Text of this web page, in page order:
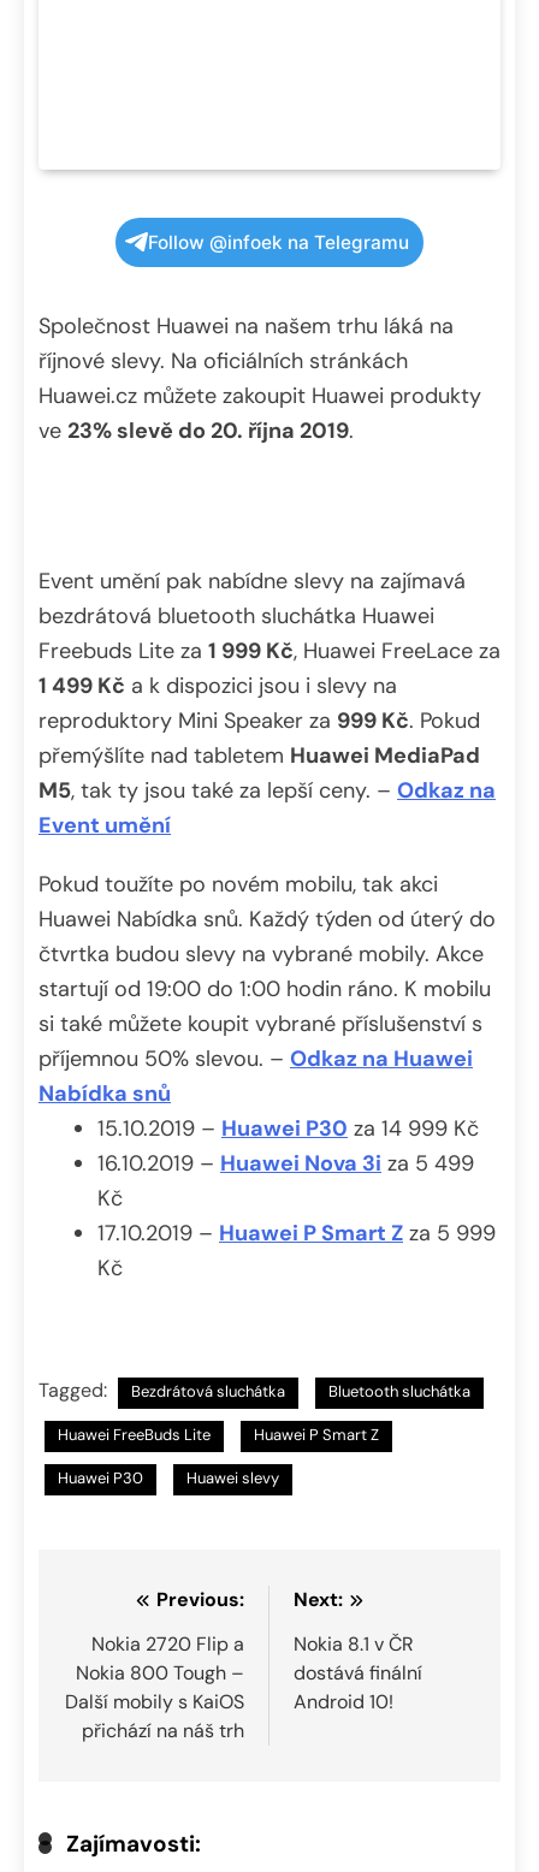
Follow @infoek na Telegramu
Společnost Huawei na našem trhu láká na
říjnové slevy. Na oficiálních stránkách
Huawei.cz můžete zakoupit Huawei produkty
ve 23% slevě do 20. října 2019.
Event umění pak nabídne slevy na zajímavá
bezdrátová bluetooth sluchátka Huawei
Freebuds Lite za 1 999 Kč, Huawei FreeLace za
1 499 Kč a k dispozici jsou i slevy na
reproduktory Mini Speaker za 999 Kč. Pokud
přemýšlíte nad tabletem Huawei MediaPad
M5, tak ty jsou také za lepší ceny. – Odkaz na
Event umění
Pokud toužíte po novém mobilu, tak akci
Huawei Nabídka snů. Každý týden od úterý do
čtvrtka budou slevy na vybrané mobily. Akce
startují od 19:00 do 1:00 hodin ráno. K mobilu
si také můžete koupit vybrané příslušenství s
příjemnou 50% slevou. – Odkaz na Huawei
Nabídka snů
15.10.2019 – Huawei P30 za 14 999 Kč
16.10.2019 – Huawei Nova 3i za 5 499
Kč
17.10.2019 – Huawei P Smart Z za 5 999
Kč
Tagged: Bezdrátová sluchátka Bluetooth sluchátka
Huawei FreeBuds Lite Huawei P Smart Z
Huawei P30 Huawei slevy
Navigace
pro
příspěvek
Previous:
Nokia 2720 Flip a
Nokia 800 Tough –
Další mobily s KaiOS
přichází na náš trh
Next:
Nokia 8.1 v ČR
dostává finální
Android 10!
Zajímavosti: